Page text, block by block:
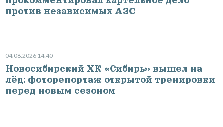
против независимых АЗС
04.08.2026 14:40
Новосибирский ХК «Сибирь» вышел на
лёд: фоторепортаж открытой тренировки
перед новым сезоном